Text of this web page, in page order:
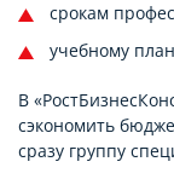
срокам
учебному
В
сэкономить
сразу группу